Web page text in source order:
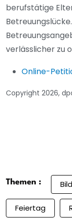
berufstätige
verlässlicher zu
Online-
Copyright 2026,
Themen :
Feiertag